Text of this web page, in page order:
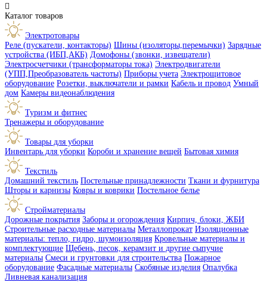

Каталог товаров
Электротовары
Реле (пускатели, контакторы) Шины (изоляторы,перемычки) Зарядные
устройства (ИБП,АКБ) Домофоны (звонки, извещатели)
Электросчетчики (трансформаторы тока) Электродвигатели
(УПП,Преобразователь частоты) Приборы учета Электрощитовое
оборудование Розетки, выключатели и рамки Кабель и провод Умный
дом Камеры видеонаблюдения
Туризм и фитнес
Тренажеры и оборудование
Товары для уборки
Инвентарь для уборки Короби и хранение вещей Бытовая химия
Текстиль
Домашний текстиль Постельные принадлежности Ткани и фурнитура
Шторы и карнизы Ковры и коврики Постельное белье
Стройматериалы
Дорожные покрытия Заборы и огорождения Кирпич, блоки, ЖБИ
Строительные расходные материалы Металлопрокат Изоляционные
материалы: тепло, гидро, шумоизоляция Кровельные материалы и
комплектующие Щебень, песок, керамзит и другие сыпучие
материалы Смеси и грунтовки для строительства Пожарное
оборудование Фасадные материалы Скобяные изделия Опалубка
Ливневая канализация